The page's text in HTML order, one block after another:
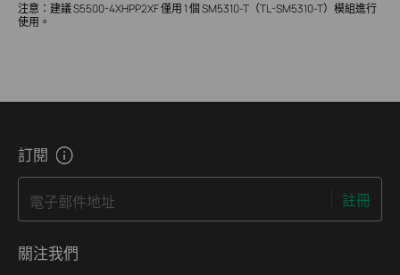
注意：建議 S5500-4XHPP2XF 僅用 1 個 SM5310-T（TL-SM5310-T）模組進行
使用。
訂閱
電子郵件地址 註冊
關注我們